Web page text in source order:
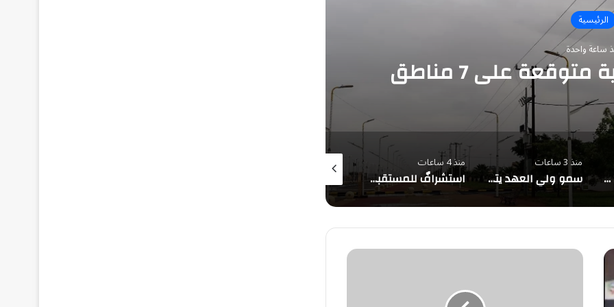
الرئيسية
ساعة واحدة
على 7 مناطق
ضبط مقيم نقل 10 مخالفين لأمن الحدود بجازان
منذ 3 ساعات
سمو ولي العهد يتلقى اتصالًا هاتفيًا من الرئيس الفرنسي
منذ 4 ساعات
استشرافٌ للمستقبل قبل 45 عامًا.. الملك سلمان: «الدرعية مدينة الماضي والحاضر والمستقبل»
منذ 4 ساعات
عادت